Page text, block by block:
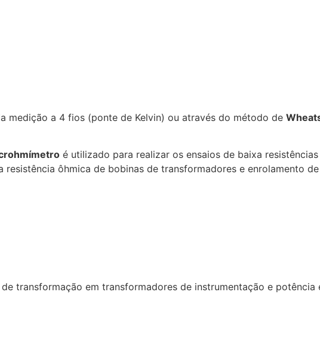
medição a 4 fios (ponte de Kelvin) ou através do método de
é utilizado para realizar os ensaios de baixa
ôhmica de bobinas de transformadores e enrolamento
transformação em transformadores de instrumentação e potência